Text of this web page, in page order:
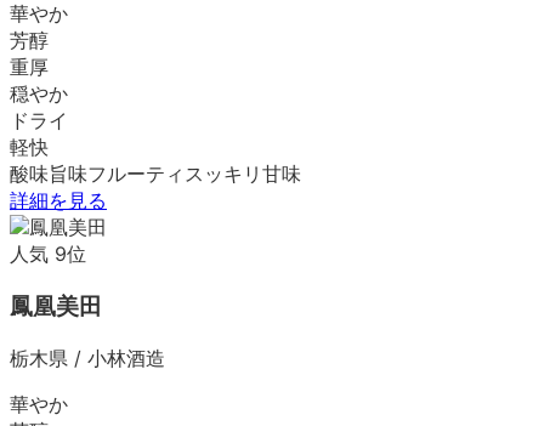
華やか
芳醇
重厚
穏やか
ドライ
軽快
酸味旨味フルーティ スッキリ 甘味
詳細を見る
人気 9位
鳳凰美田
栃木県 / 小林酒造
華やか